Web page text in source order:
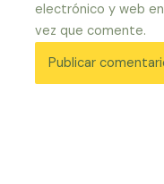
electrónico y web
vez que comente.